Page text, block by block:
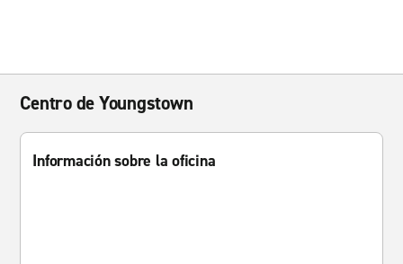
Centro de Youngstown
Información sobre la oficina